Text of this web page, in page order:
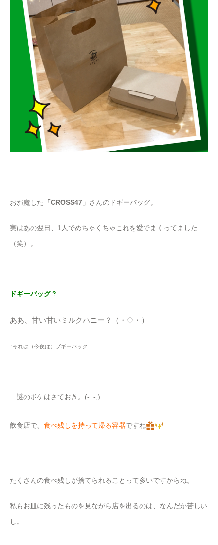
お邪魔した 「CROSS47」 さんのドギーバッグ。
実はあの翌日、1人でめちゃくちゃこれを愛でまくってました
（笑）。
ドギーバッグ？
ああ、甘い甘いミルクハニー？（・◇・）
↑それは（今夜は）ブギーバック
…謎のボケはさておき。(-_-;)
飲食店で、 食べ残しを持って帰る容器ですね
たくさんの食べ残しが捨てられることって多いですからね。
私もお皿に残ったものを見ながら店を出るのは、なんだか苦しい
し。